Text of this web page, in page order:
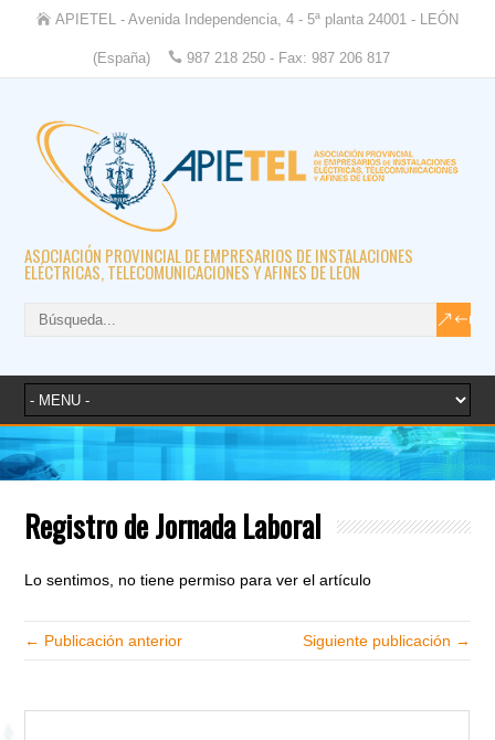
APIETEL - Avenida Independencia, 4 - 5ª planta 24001 - LEÓN
(España) 987 218 250 - Fax: 987 206 817
ASOCIACIÓN PROVINCIAL DE EMPRESARIOS DE INSTALACIONES
ELÉCTRICAS, TELECOMUNICACIONES Y AFINES DE LEÓN
Registro de Jornada Laboral
Lo sentimos, no tiene permiso para ver el artículo
← Publicación anterior Siguiente publicación →